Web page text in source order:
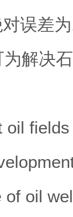
误差
解决
oil
of oil